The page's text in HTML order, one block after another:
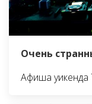
Очень
Афиша уикенда